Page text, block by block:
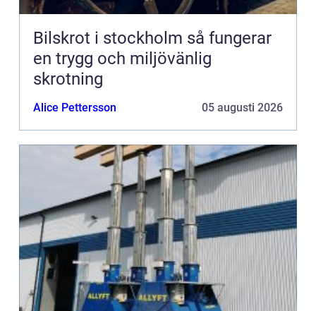
Bilskrot i stockholm så fungerar
en trygg och miljövänlig
skrotning
Alice Pettersson 05 augusti 2026